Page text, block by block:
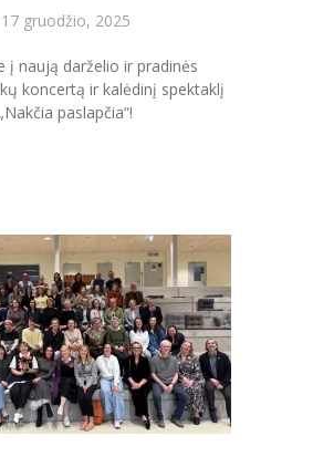
17 gruodžio, 2025
į naują darželio ir pradinės
koncertą ir kalėdinį spektaklį
„Nakčia paslapčia“!